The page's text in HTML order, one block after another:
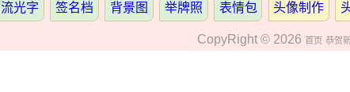
流光字 签名档 背景图 举牌照 表情包 头像制作
CopyRight © 2026 首页 恭贺